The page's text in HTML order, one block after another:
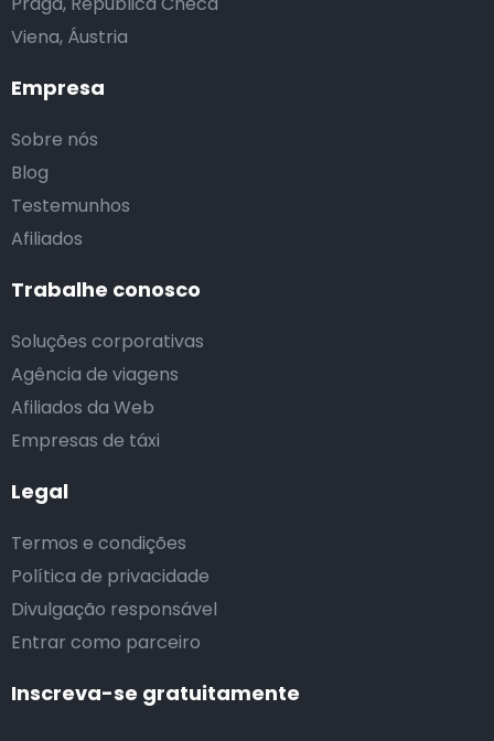
Empresa
Sobre nós
Blog
Testemunhos
Afiliados
Trabalhe conosco
Soluções corporativas
Agência de viagens
Afiliados da Web
Empresas de táxi
Legal
Termos e condições
Política de privacidade
Divulgação responsável
Entrar como parceiro
Viena, Áustria
Inscreva-se gratuitamente